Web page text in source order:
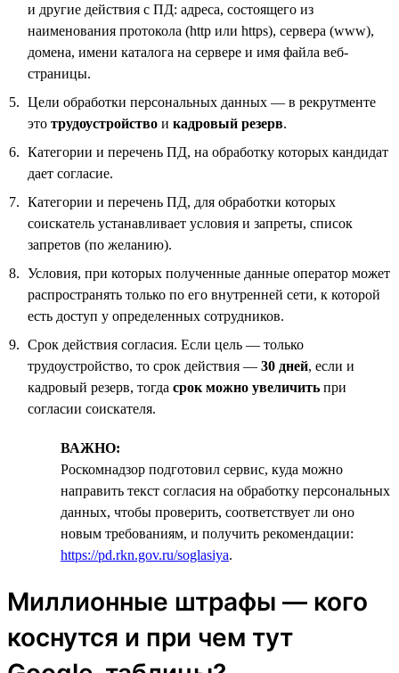
и другие действия с ПД: адреса, состоящего из
наименования протокола (http или https), сервера (www),
домена, имени каталога на сервере и имя файла веб-
страницы.
Цели обработки персональных данных — в рекрутменте
это трудоустройство и кадровый резерв.
Категории и перечень ПД, на обработку которых кандидат
дает согласие.
Категории и перечень ПД, для обработки которых
соискатель устанавливает условия и запреты, список
запретов (по желанию).
Условия, при которых полученные данные оператор может
распространять только по его внутренней сети, к которой
есть доступ у определенных сотрудников.
Срок действия согласия. Если цель — только
трудоустройство, то срок действия — 30 дней, если и
кадровый резерв, тогда срок можно увеличить при
согласии соискателя.
ВАЖНО:
Роскомнадзор подготовил сервис, куда можно
направить текст согласия на обработку персональных
данных, чтобы проверить, соответствует ли оно
новым требованиям, и получить рекомендации:
https://pd.rkn.gov.ru/soglasiya.
Миллионные штрафы — кого
коснутся и при чем тут